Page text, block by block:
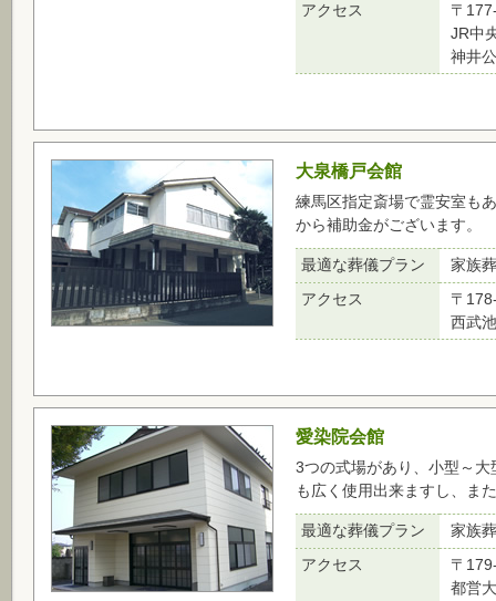
アクセス
〒
JR中
神井
大泉橋戸会館
練馬区指定斎場で霊安室も
から補助金がございます。
最適な葬儀プラン
家族
アクセス
〒
西武
愛染院会館
3つの式場があり、小型～
も広く使用出来ますし、ま
最適な葬儀プラン
家族
アクセス
〒
都営